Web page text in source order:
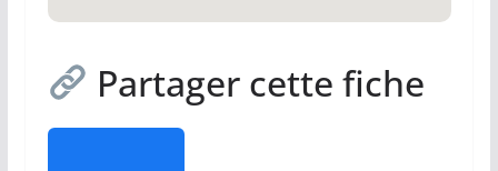
Partager cette fiche